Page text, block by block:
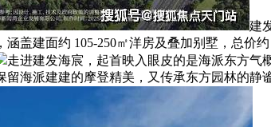
建
盖建面约 105-250㎡洋房及叠加别墅，总价
走进建发海宸，起首映入眼皮的是海派东方
海派建建的摩登精美，又传承东方园林的